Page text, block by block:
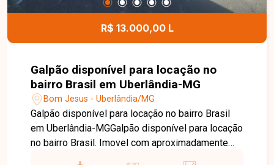
R$ 13.000,00 L
Galpão disponível para locação no
bairro Brasil em Uberlândia-MG
Bom Jesus - Uberlândia/MG
Galpão disponível para locação no bairro Brasil
em Uberlândia-MGGalpão disponível para locação
no bairro Brasil. Imovel com aproximadamente